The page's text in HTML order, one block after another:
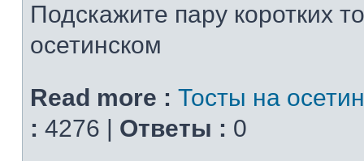
Подскажите пару коротких
осетинском
Read more : Тосты на
: 4276 | Ответы : 0